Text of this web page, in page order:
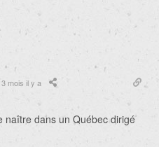
3 mois il y a
naître dans un Québec dirigé